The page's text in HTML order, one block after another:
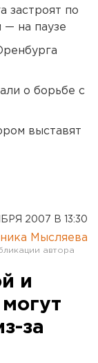
застроят по
— на паузе
о борьбе с
выставят
2007 В 13:30
Мысляева
и
за